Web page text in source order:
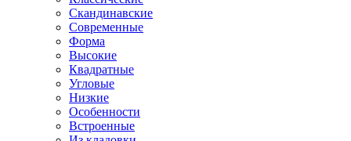
Скандинавские
Современные
Форма
Высокие
Квадратные
Угловые
Низкие
Особенности
Встроенные